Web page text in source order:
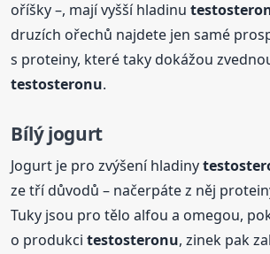
oříšky –, mají vyšší hladinu
druzích ořechů najdete jen samé
s proteiny, které taky dokážou
testosteronu.
Bílý jogurt
Jogurt je pro zvýšení hladiny
ze tří důvodů – načerpáte z něj
Tuky jsou pro tělo alfou a omegou,
o produkcitestosteronu, zinek pak